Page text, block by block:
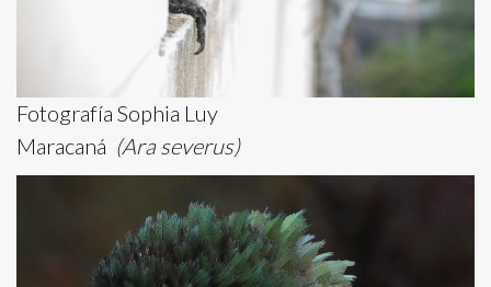
Fotografía Sophia Luy
Maracaná (Ara severus)